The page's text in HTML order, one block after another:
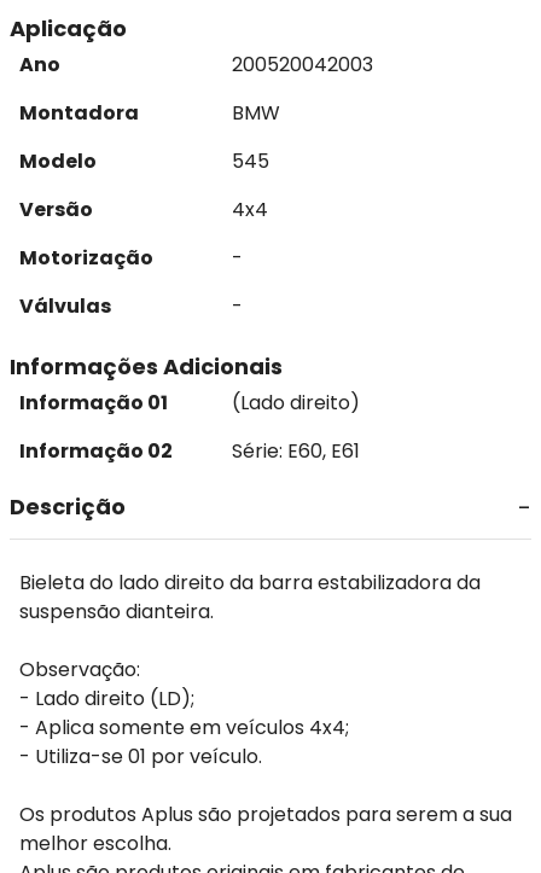
Aplicação
Ano 200520042003
Montadora
BMW
Modelo
545
Versão
4x4
Motorização
-
Válvulas
-
Informações Adicionais
Informação 01
(Lado direito)
Informação 02
Série: E60, E61
Descrição
Bieleta do lado direito da barra estabilizadora da
suspensão dianteira.
Observação:
- Lado direito (LD);
- Aplica somente em veículos 4x4;
- Utiliza-se 01 por veículo.
Os produtos Aplus são projetados para serem a sua
melhor escolha.